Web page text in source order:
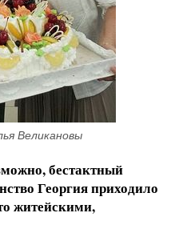
Великановы
бестактный
Георгия приходило
житейскими,